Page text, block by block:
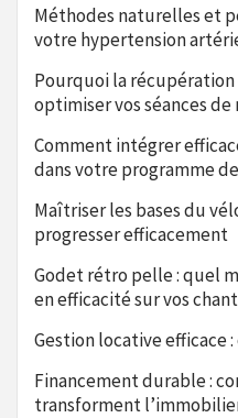
Méthodes naturelles et
votre hypertension
Pourquoi la
optimiser vos séances
Comment intégrer
dans votre programme
Maîtriser les bases du
progresser efficacement
Godet rétro pelle : quel
en efficacité sur vos
Gestion locative efficace
Financement durable :
transforment